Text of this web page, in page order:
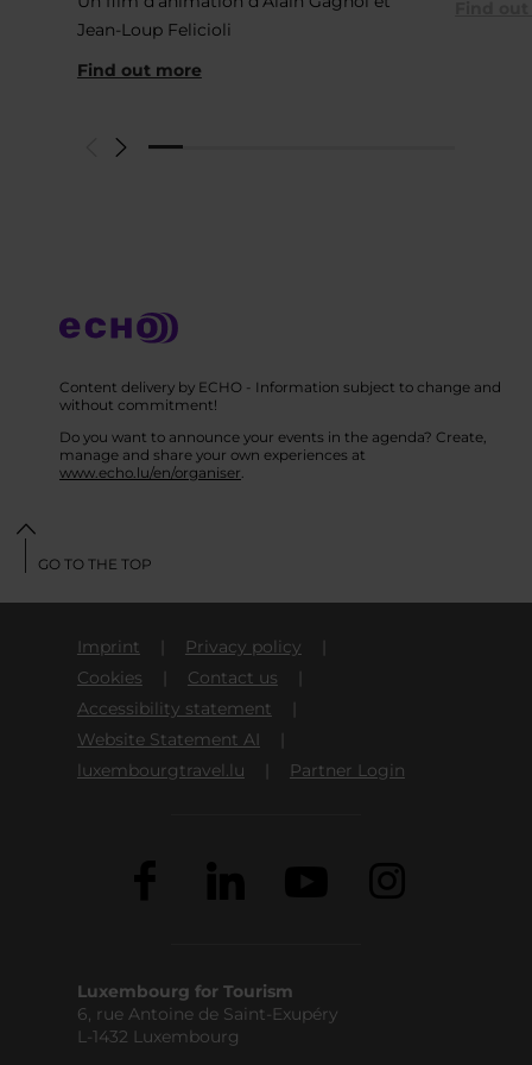
Jean-Loup Felicioli
Find out more
Content delivery by ECHO - Information subject to change and
without commitment!
Do you want to announce your events in the agenda? Create,
manage and share your own experiences at
www.echo.lu/en/organiser.
Imprint
Privacy policy
Cookies
Contact us
Accessibility statement
Website Statement AI
luxembourgtravel.lu
Partner Login
Luxembourg for Tourism
6, rue Antoine de Saint-Exupéry
L-1432 Luxembourg
GO TO THE TOP